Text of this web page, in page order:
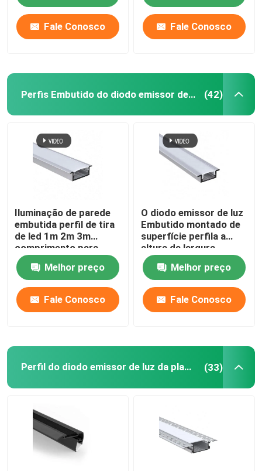
Produtos
Sobre nós
Excursão da fábrica
Contacte-nos
Notícia
Perfil montado de superfície do diodo emissor de luz
Fale Conosco Fale Conosco
Perfis Embutido do diodo emissor de luz (42)
Iluminação de parede
embutida perfil de tira
de led 1m 2m 3m
comprimento para
armários de vinho
armáriosMelhor preço
Fale Conosco
O diodo emissor de luz
Embutido montado de
superfície perfila a
altura da largura
7.8mm de 17mm para a
luz do armário
Melhor preço
Fale Conosco
Perfil do diodo emissor de luz da placa de gesso (33)